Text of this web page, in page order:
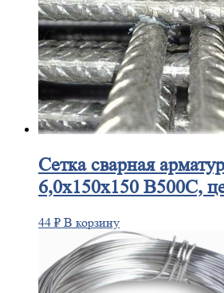
Сеткасварная
6,0х150х150 В500С,
44 ₽ В корзину